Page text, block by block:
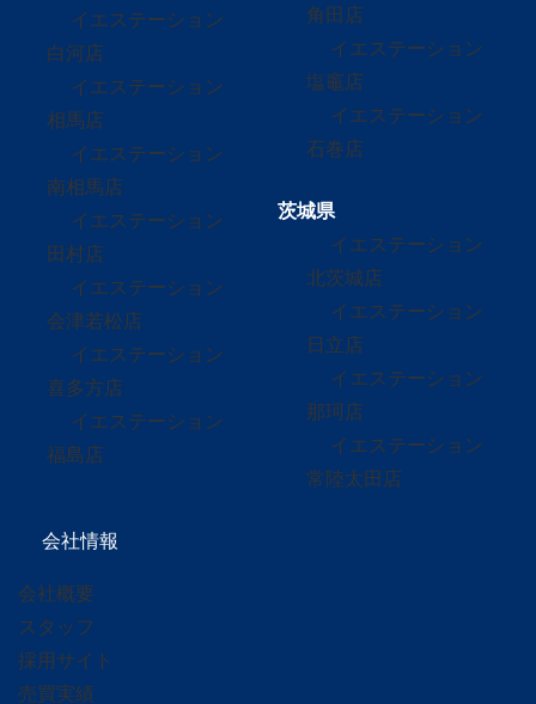
イエステーション
白河店
イエステーション
相馬店
イエステーション
南相馬店
イエステーション
田村店
イエステーション
会津若松店
イエステーション
喜多方店
イエステーション
福島店
角田店
イエステーション
塩竈店
イエステーション
石巻店
茨城県
イエステーション
北茨城店
イエステーション
日立店
イエステーション
那珂店
イエステーション
常陸太田店
会社情報
会社概要
スタッフ
採用サイト
売買実績